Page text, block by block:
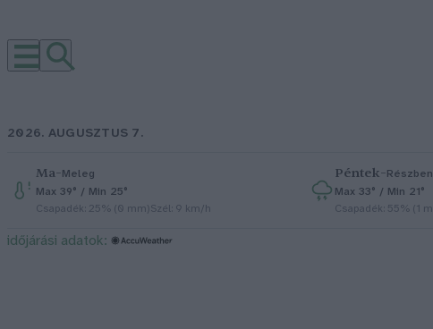
2026. AUGUSZTUS 7.
Ma–Meleg
Max 39° / Min 25°
Csapadék: 25% (0 mm)Szél: 9 km/h
Péntek–
Max 33° / Min 21°
Csapadék: 55% (1
időjárási adatok: